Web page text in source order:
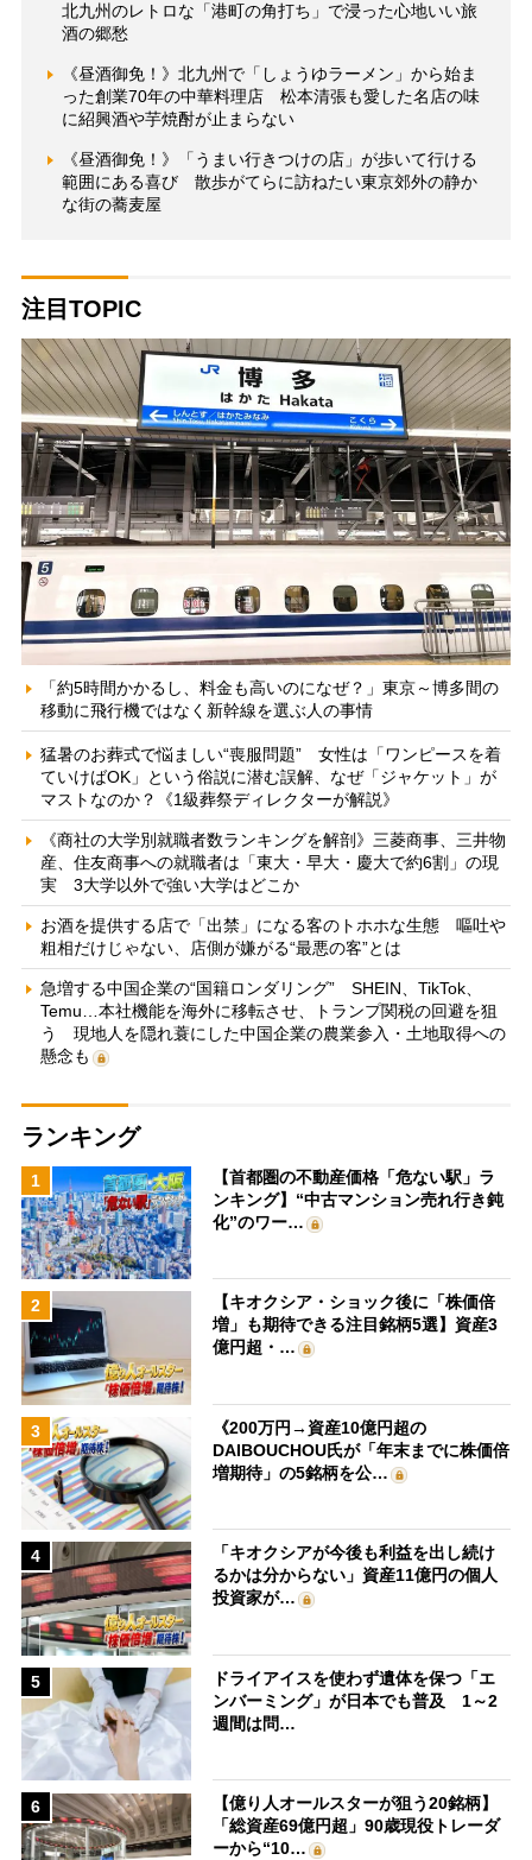
北九州のレトロな「港町の角打ち」で浸った心地いい旅
酒の郷愁
《昼酒御免！》北九州で「しょうゆラーメン」から始ま
った創業70年の中華料理店 松本清張も愛した名店の味
に紹興酒や芋焼酎が止まらない
《昼酒御免！》「うまい行きつけの店」が歩いて行ける
範囲にある喜び 散歩がてらに訪ねたい東京郊外の静か
な街の蕎麦屋
注目TOPIC
「約5時間かかるし、料金も高いのになぜ？」東京～博多間の
移動に飛行機ではなく新幹線を選ぶ人の事情
猛暑のお葬式で悩ましい“喪服問題” 女性は「ワンピースを着
ていけばOK」という俗説に潜む誤解、なぜ「ジャケット」が
マストなのか？《1級葬祭ディレクターが解説》
《商社の大学別就職者数ランキングを解剖》三菱商事、三井物
産、住友商事への就職者は「東大・早大・慶大で約6割」の現
実 3大学以外で強い大学はどこか
お酒を提供する店で「出禁」になる客のトホホな生態 嘔吐や
粗相だけじゃない、店側が嫌がる“最悪の客”とは
急増する中国企業の“国籍ロンダリング” SHEIN、TikTok、
Temu…本社機能を海外に移転させ、トランプ関税の回避を狙
う 現地人を隠れ蓑にした中国企業の農業参入・土地取得への
懸念も
ランキング
1
【首都圏の不動産価格「危ない駅」ラ
ンキング】“中古マンション売れ行き鈍
化”のワー…
2
【キオクシア・ショック後に「株価倍
増」も期待できる注目銘柄5選】資産3
億円超・…
3
《200万円→資産10億円超の
DAIBOUCHOU氏が「年末までに株価倍
増期待」の5銘柄を公…
4
「キオクシアが今後も利益を出し続け
るかは分からない」資産11億円の個人
投資家が…
5
ドライアイスを使わず遺体を保つ「エ
ンバーミング」が日本でも普及 1～2
週間は問…
6
【億り人オールスターが狙う20銘柄】
「総資産69億円超」90歳現役トレーダ
ーから“10…